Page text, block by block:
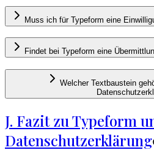
Muss ich für Typeform eine
Findet bei Typeform eine
Welcher Textbaustein
J. Fazit zu Typeform
Datenschutzerklärung